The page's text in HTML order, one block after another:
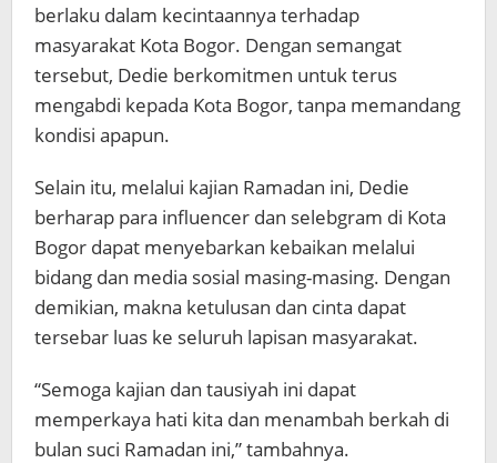
berlaku dalam kecintaannya terhadap
masyarakat Kota Bogor. Dengan semangat
tersebut, Dedie berkomitmen untuk terus
mengabdi kepada Kota Bogor, tanpa memandang
kondisi apapun.
Selain itu, melalui kajian Ramadan ini, Dedie
berharap para influencer dan selebgram di Kota
Bogor dapat menyebarkan kebaikan melalui
bidang dan media sosial masing-masing. Dengan
demikian, makna ketulusan dan cinta dapat
tersebar luas ke seluruh lapisan masyarakat.
“Semoga kajian dan tausiyah ini dapat
memperkaya hati kita dan menambah berkah di
bulan suci Ramadan ini,” tambahnya.